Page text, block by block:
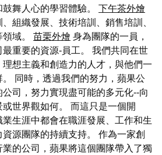
舞人心的學習體驗。 下午茶外燴
組織發展、技術培訓、銷售培訓、
域。 苗栗外燴 身為團隊的一員，
重要的資源-員工。 我們共同在世
想主義和創造力的人才，與他們一
同時，透過我們的努力，蘋果公
司，努力實現盡可能的多元化--向
世界觀如何。 而這只是一個開
生涯中都會在職涯發展、工作和生
源團隊的持續支持。 作為一家創
的公司，蘋果將這個團隊帶入了獨